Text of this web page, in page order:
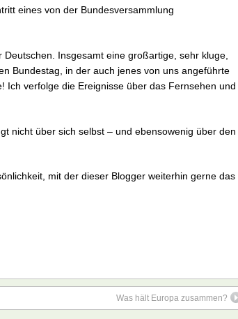
eines von der Bundesversammlung
Insgesamt eine großartige, sehr kluge,
Bundestag, in der auch jenes von uns angeführte
Ich verfolge die Ereignisse über das Fernsehen und
nicht über sich selbst – und ebensowenig über den
mit der dieser Blogger weiterhin gerne das
Was hält Europa zusammen?